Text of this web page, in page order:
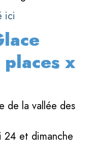
ici
x
de la vallée des
24 et dimanche